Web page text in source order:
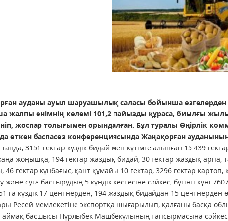
ауданы ауыл шаруашылық саласы бойынша өзгелерден
жалпы өнімнің көлемі 101,2 пайызды құраса, биылғы жылы
жоспар толығымен орындалған. Бұл туралы Өңірлік
өткен баспасөз конференциясында Жаңақорған
таңда, 3151 гектар күздік бидай мен күтімге алынған 15 439
жоңышқа, 194 гектар жаздық бидай, 30 гектар жаздық арпа,
46 гектар күнбағыс, қант құмайы 10 гектар, 3296 гектар картоп,
және суға бастырудың 5 күндік кестесіне сәйкес, бүгінгі күні
га күздік 17 центнерден, 194 жаздық бидайдан 15
Ресей мемлекетіне экспортқа шығарылып, қалғаны басқа
аймақ басшысы Нұрлыбек Машбекұлының тапсырмасына сәйкес,